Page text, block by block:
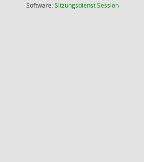
Software:SitzungsdienstSession(Wird in